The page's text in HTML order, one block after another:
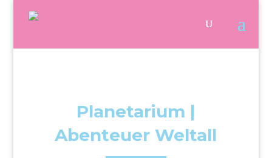
Planetarium |
Abenteuer Weltall